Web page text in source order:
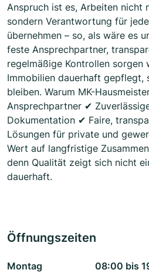
Anspruch ist es, Arbeiten nicht
sondern Verantwortung für
übernehmen – so, als wäre es
feste Ansprechpartner,
regelmäßige Kontrollen sorgen
Immobilien dauerhaft gepflegt,
bleiben. Warum MK-
Ansprechpartner ✔
Dokumentation ✔ Faire,
Lösungen für private und
Wert auf langfristige
denn Qualität zeigt sich nicht
dauerhaft.
Öffnungszeiten
Montag
08:00 bis